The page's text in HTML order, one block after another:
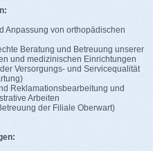
Anpassung von orthopädischen
Beratung und Betreuung unserer
und medizinischen Einrichtungen
Versorgungs- und Servicequalität
Reklamationsbearbeitung und
Arbeiten
der Filiale Oberwart)